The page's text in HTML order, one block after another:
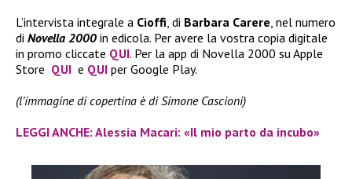
L’intervista integrale a Cioffi, di Barbara Carere, nel numero
di Novella 2000 in edicola. Per avere la vostra copia digitale
in promo cliccate QUI. Per la app di Novella 2000 su Apple
Store QUI e QUI per Google Play.
(l’immagine di copertina è di Simone Cascioni)
LEGGI ANCHE: Alessia Macari: «Il mio parto da incubo»